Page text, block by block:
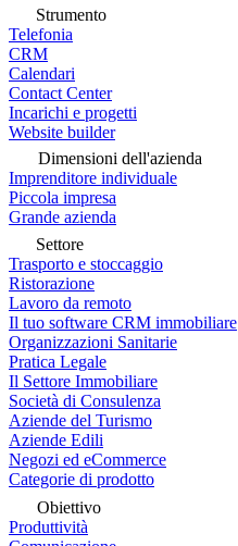
Strumento
Telefonia
CRM
Calendari
Contact Center
Incarichi e progetti
Website builder
Dimensioni dell'azienda
Imprenditore individuale
Piccola impresa
Grande azienda
Settore
Trasporto e stoccaggio
Ristorazione
Lavoro da remoto
Il tuo software CRM immobiliare
Organizzazioni Sanitarie
Pratica Legale
Il Settore Immobiliare
Società di Consulenza
Aziende del Turismo
Aziende Edili
Negozi ed eCommerce
Categorie di prodotto
Obiettivo
Produttività